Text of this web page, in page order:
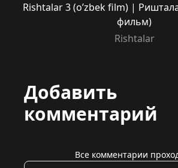
Rishtalar 3 (o’zbek film) |
фильм)
Rishtalar
Добавить
комментарий
Все комментарии